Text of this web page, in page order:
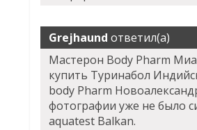
Grejhaund ответил(а)
Мастерон Body Pharm
купить Туринабол
body Pharm
фотографии уже не было
aquatest Balkan.